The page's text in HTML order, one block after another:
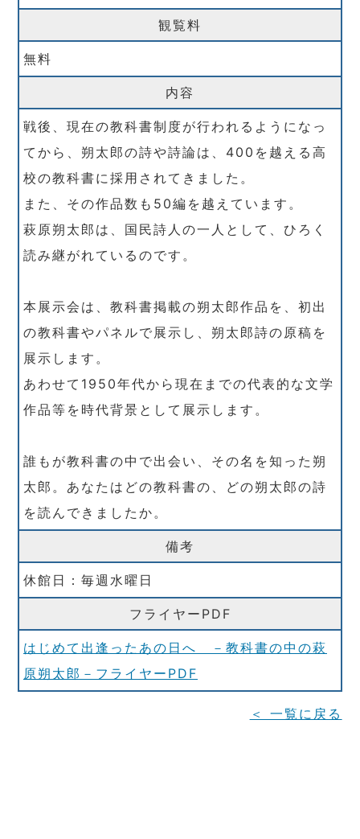
観覧料
無料
内容
戦後、現在の教科書制度が行われるようになっ
てから、朔太郎の詩や詩論は、400を越える高
校の教科書に採用されてきました。
また、その作品数も50編を越えています。
萩原朔太郎は、国民詩人の一人として、ひろく
読み継がれているのです。
本展示会は、教科書掲載の朔太郎作品を、初出
の教科書やパネルで展示し、朔太郎詩の原稿を
展示します。
あわせて1950年代から現在までの代表的な文学
作品等を時代背景として展示します。
誰もが教科書の中で出会い、その名を知った朔
太郎。あなたはどの教科書の、どの朔太郎の詩
を読んできましたか。
備考
休館日：毎週水曜日
フライヤーPDF
はじめて出逢ったあの日へ －教科書の中の萩
原朔太郎－フライヤーPDF
＜ 一覧に戻る